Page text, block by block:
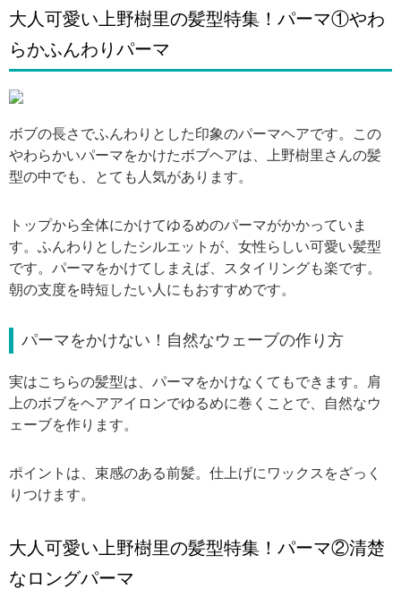
大人可愛い上野樹里の髪型特集！パーマ①やわ
らかふんわりパーマ
引用: https://officehit-trend.com/wp-content/uploads/2014/04/alice.jpg
ボブの長さでふんわりとした印象のパーマヘアです。この
やわらかいパーマをかけたボブヘアは、上野樹里さんの髪
型の中でも、とても人気があります。
トップから全体にかけてゆるめのパーマがかかっていま
す。ふんわりとしたシルエットが、女性らしい可愛い髪型
です。パーマをかけてしまえば、スタイリングも楽です。
朝の支度を時短したい人にもおすすめです。
パーマをかけない！自然なウェーブの作り方
実はこちらの髪型は、パーマをかけなくてもできます。肩
上のボブをヘアアイロンでゆるめに巻くことで、自然なウ
ェーブを作ります。
ポイントは、束感のある前髪。仕上げにワックスをざっく
りつけます。
大人可愛い上野樹里の髪型特集！パーマ②清楚
なロングパーマ